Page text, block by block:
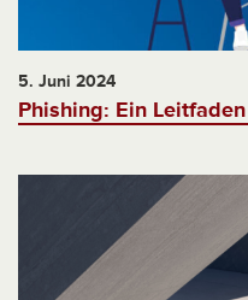
5. Juni 2024
Phishing: Ein